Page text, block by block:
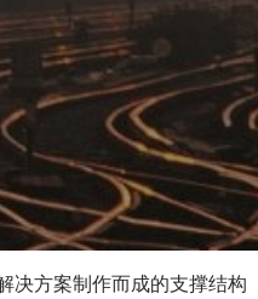
决方案制作而成的支撑结构